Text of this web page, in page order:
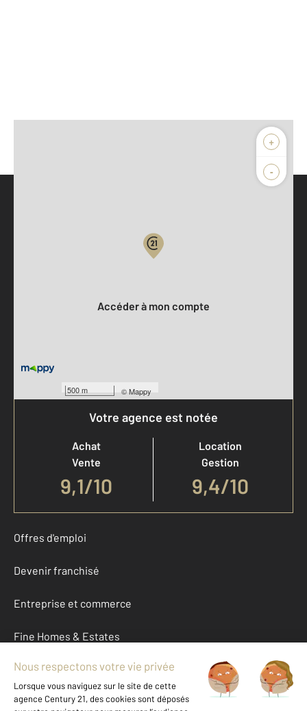
+
-
500 m ©Mappy
Accéder à mon compte
Votre agence est notée
Achat
Vente
9,1/10
Location
Gestion
9,4/10
Offres d'emploi
Devenir franchisé
Entreprise et commerce
Fine Homes & Estates
À propos
International